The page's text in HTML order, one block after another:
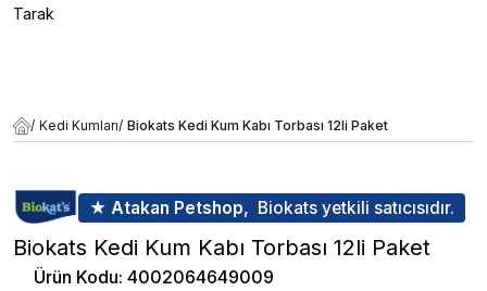
Tarak
/ Kedi Kumları/ Biokats Kedi Kum Kabı Torbası 12li Paket
★ Atakan Petshop, Biokats yetkili satıcısıdır.
Biokats Kedi Kum Kabı Torbası 12li Paket
Ürün Kodu: 4002064649009